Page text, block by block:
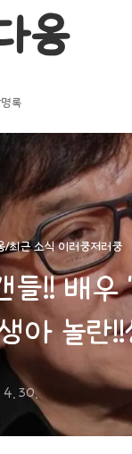
옹
록
/최근 소식 이러쿵저러쿵
들!! 배우
아 놀란!!
주인공
른 남자
4. 30.